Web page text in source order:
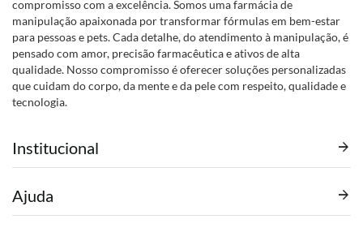
compromisso com a excelência. Somos uma farmácia de
manipulação apaixonada por transformar fórmulas em bem-estar
para pessoas e pets. Cada detalhe, do atendimento à manipulação, é
pensado com amor, precisão farmacêutica e ativos de alta
qualidade. Nosso compromisso é oferecer soluções personalizadas
que cuidam do corpo, da mente e da pele com respeito, qualidade e
tecnologia.
Institucional
Ajuda